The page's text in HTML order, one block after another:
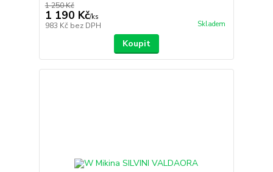
1 250 Kč
1 190 Kč/ks
983 Kč bez DPH Skladem
Koupit